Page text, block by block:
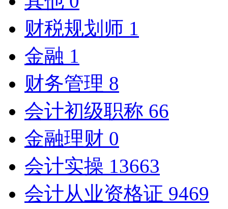
财税规划师 1
金融 1
财务管理 8
会计初级职称 66
金融理财 0
会计实操 13663
会计从业资格证 9469